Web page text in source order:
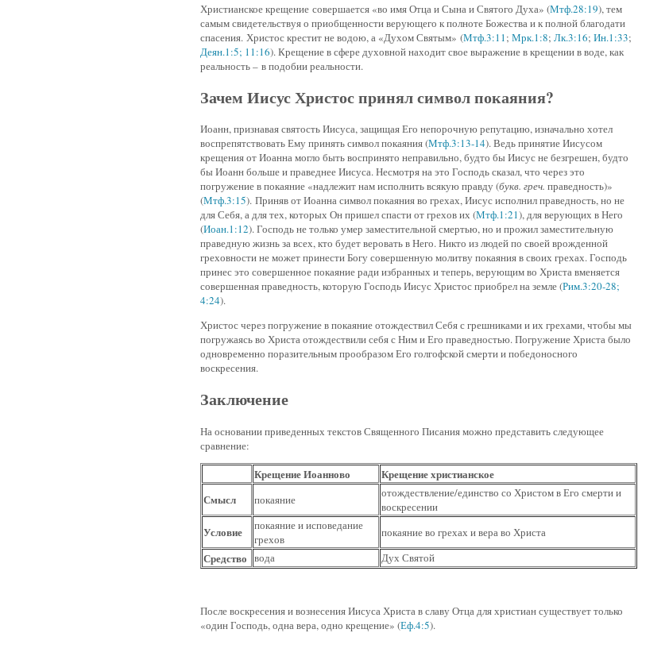
Христианское крещение совершается «во имя Отца и Сына и Святого Духа» (Мтф.28:19), тем
самым свидетельствуя о приобщенности верующего к полноте Божества и к полной благодати
спасения. Христос крестит не водою, а «Духом Святым» (Мтф.3:11; Мрк.1:8; Лк.3:16; Ин.1:33;
Деян.1:5; 11:16). Крещение в сфере духовной находит свое выражение в крещении в воде, как
реальность – в подобии реальности.
Зачем Иисус Христос принял символ покаяния?
Иоанн, признавая святость Иисуса, защищая Его непорочную репутацию, изначально хотел
воспрепятствовать Ему принять символ покаяния (Мтф.3:13-14). Ведь принятие Иисусом
крещения от Иоанна могло быть воспринято неправильно, будто бы Иисус не безгрешен, будто
бы Иоанн больше и праведнее Иисуса. Несмотря на это Господь сказал, что через это
погружение в покаяние «надлежит нам исполнить всякую правду (букв. греч. праведность)»
(Мтф.3:15). Приняв от Иоанна символ покаяния во грехах, Иисус исполнил праведность, но не
для Себя, а для тех, которых Он пришел спасти от грехов их (Мтф.1:21), для верующих в Него
(Иоан.1:12). Господь не только умер заместительной смертью, но и прожил заместительную
праведную жизнь за всех, кто будет веровать в Него. Никто из людей по своей врожденной
греховности не может принести Богу совершенную молитву покаяния в своих грехах. Господь
принес это совершенное покаяние ради избранных и теперь, верующим во Христа вменяется
совершенная праведность, которую Господь Иисус Христос приобрел на земле (Рим.3:20-28;
4:24).
Христос через погружение в покаяние отождествил Себя с грешниками и их грехами, чтобы мы
погружаясь во Христа отождествили себя с Ним и Его праведностью. Погружение Христа было
одновременно поразительным прообразом Его голгофской смерти и победоносного
воскресения.
Заключение
На основании приведенных текстов Священного Писания можно представить следующее
сравнение:
Крещение Иоанново
Крещение христианское
Смысл
покаяние
отождествление/единство со Христом в Его смерти и
воскресении
Условие
покаяние и исповедание
грехов
покаяние во грехах и вера во Христа
Средство вода Дух Святой
После воскресения и вознесения Иисуса Христа в славу Отца для христиан существует только
«один Господь, одна вера, одно крещение» (Еф.4:5).